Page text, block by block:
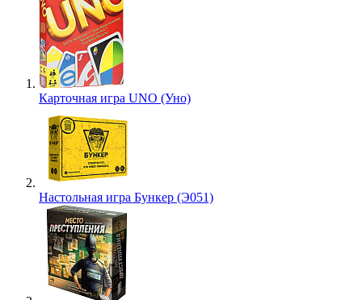
Карточная игра UNO (Уно)
Настольная игра Бункер (Э051)